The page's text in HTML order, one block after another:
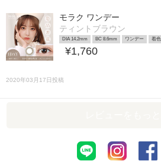
モラク ワンデー
ティントブラウン
DIA 14.2mm BC 8.6mm ワンデー 着
¥1,760
2020年03月17日投稿